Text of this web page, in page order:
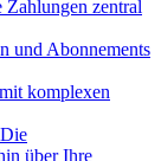
zentral
und Abonnements
komplexen
Die
über Ihre